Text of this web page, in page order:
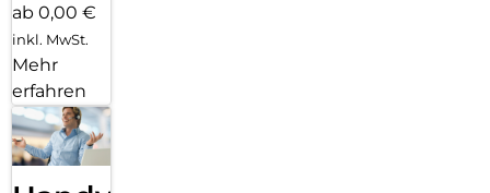
ab 0,00 €
inkl. MwSt.
Mehr
erfahren